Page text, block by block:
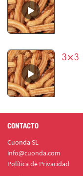
3⨯3
CONTACTO
Cuonda SL
info@cuonda.com
Política de Privacidad